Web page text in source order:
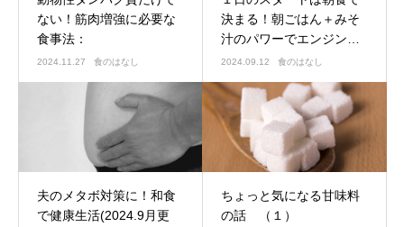
ない！筋肉増強に必要な
食事法：
2024.11.27 食のはなし
決まる！朝ごはん＋みそ
汁のパワーでエンジン全
開
2024.09.12 食のはなし
夫のメタボ対策に！和食
で健康生活(2024.9月更
ちょっと気になる甘味料
の話 （１）